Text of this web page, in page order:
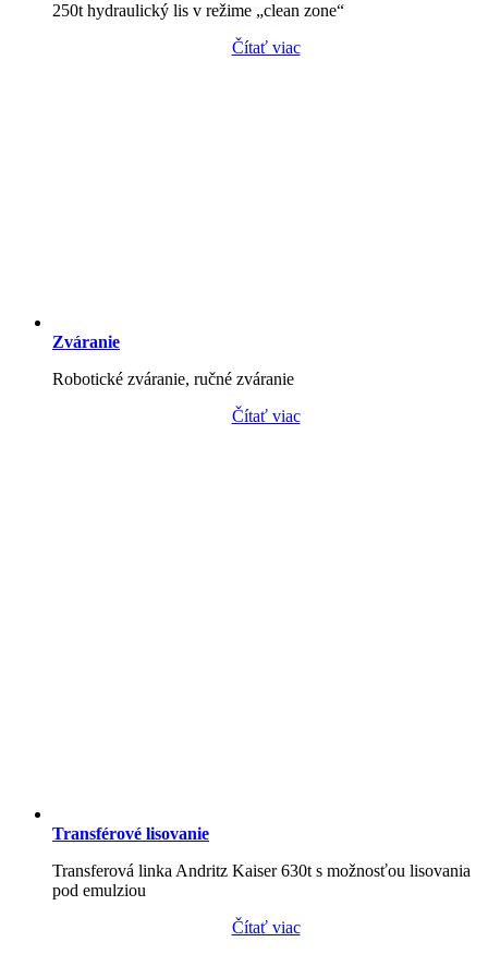
250t hydraulický lis v režime „clean zone“
Čítať viac
Zváranie
Robotické zváranie, ručné zváranie
Čítať viac
Transférové lisovanie
Transferová linka Andritz Kaiser 630t s možnosťou lisovania
pod emulziou
Čítať viac